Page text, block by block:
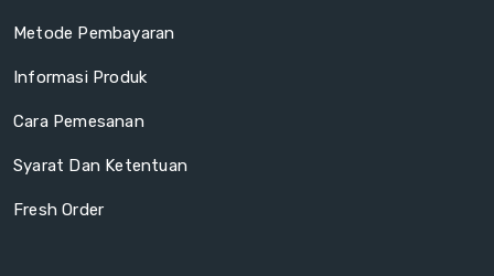
Metode Pembayaran
Informasi Produk
Cara Pemesanan
Syarat Dan Ketentuan
Fresh Order